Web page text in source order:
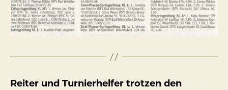
Reiter und Turnierhelfer trotzen den